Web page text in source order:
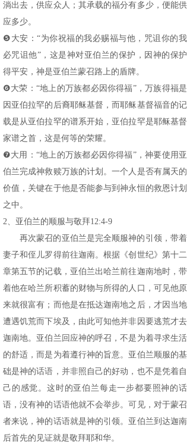
淌出去，供应众人；其承载的福分有多少，便能供
应多少。
❺大安：“为你祝福的我必赐福与他，咒诅你的我
必咒诅他”，这是神对亚伯兰的保护，因神的保护
得平安，神是亚伯兰蒙召路上的盾牌。
❻大荣：“地上的万族都必因你得福”，万族得福是
因亚伯拉罕的后裔耶稣基督，而耶稣基督福音的记
载是从亚伯拉罕的谱系开始，亚伯拉罕是耶稣基督
家谱之首，这是何等的荣耀。
❼大用：“地上的万族都必因你得福”，神要使用亚
伯兰完成神救赎万族的计划。一个人是否有属天的
价值，关键在于他是否能参与到神永恒的救恩计划
之中。
2、亚伯兰的顺服与敬拜12:4-9
再次蒙召的亚伯兰是完全顺服神的引领，带着
妻子和侄儿罗得前往迦南。根据《创世纪》第十二
章第五节的记载，亚伯兰出哈兰前往迦南地时，带
着他在哈兰所积蓄的财物与所得的人口，可见他原
来就很富有；而他是在抵达迦南地之后，才因当地
遭遇饥荒而下埃及，由此可知他并非因要逃荒才去
迦南地。亚伯兰回应神的呼召，不是为着寻求生活
的舒适，而是为着遵行神的旨意。亚伯兰顺服的基
础是神的话语，并非照自己的好动，也不是凭着自
己的感觉。这时的亚伯兰每走一步都要照神的话
语，没有神的话语他就不会举步。可见，对于蒙召
者来说，神的话语就是神的引领。亚伯兰到达迦南
后首先的见证就是敬拜耶和华。